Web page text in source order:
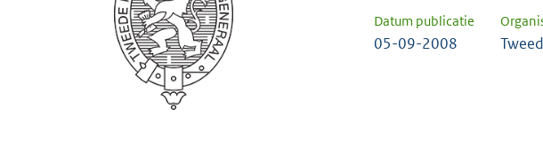
Datum publicatie
05-09-2008